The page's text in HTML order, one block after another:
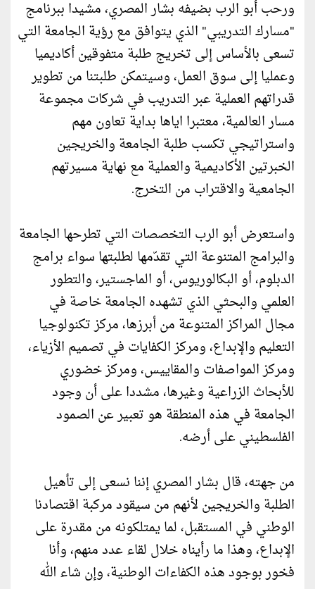
ورحب أبو الرب بضيفه بشار المصري، مشيدا ببرنامج
"مسارك التدريبي" الذي يتوافق مع رؤية الجامعة التي
تسعى بالأساس إلى تخريج طلبة متفوقين أكاديميا
وعمليا إلى سوق العمل، وسيتمكن طلبتنا من تطوير
قدراتهم العملية عبر التدريب في شركات مجموعة
مسار العالمية، معتبرا اياها بداية تعاون مهم
واستراتيجي تكسب طلبة الجامعة والخريجين
الخبرتين الأكاديمية والعملية مع نهاية مسيرتهم
الجامعية والاقتراب من التخرج.
واستعرض أبو الرب التخصصات التي تطرحها الجامعة
والبرامج المتنوعة التي تقدّمها لطلبتها سواء برامج
الدبلوم، أو البكالوريوس، أو الماجستير، والتطور
العلمي والبحثي الذي تشهده الجامعة خاصة في
مجال المراكز المتنوعة من أبرزها، مركز تكنولوجيا
التعليم والإبداع، ومركز الكفايات في تصميم الأزياء،
ومركز المواصفات والمقاييس، ومركز خضوري
للأبحاث الزراعية وغيرها، مشددا على أن وجود
الجامعة في هذه المنطقة هو تعبير عن الصمود
الفلسطيني على أرضه.
من جهته، قال بشار المصري إننا نسعى إلى تأهيل
الطلبة والخريجين لأنهم من سيقود مركبة اقتصادنا
الوطني في المستقبل، لما يمتلكونه من مقدرة على
الإبداع، وهذا ما رأيناه خلال لقاء عدد منهم، وأنا
فخور بوجود هذه الكفاءات الوطنية، وإن شاء الله